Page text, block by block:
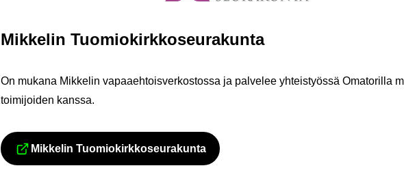
Mik­ke­lin Tuo­mio­kirk­ko­seu­ra­kun­ta
On mu­ka­na Mik­ke­lin va­paa­eh­tois­ver­kos­tos­sa ja pal­ve­lee yh­teis­työs­sä Oma­to­ril­la
toi­mi­joi­den kans­sa.
Siir­ryt toi­seen pal­ve­luun
Mik­ke­lin Tuo­mio­kirk­ko­seu­ra­kun­ta